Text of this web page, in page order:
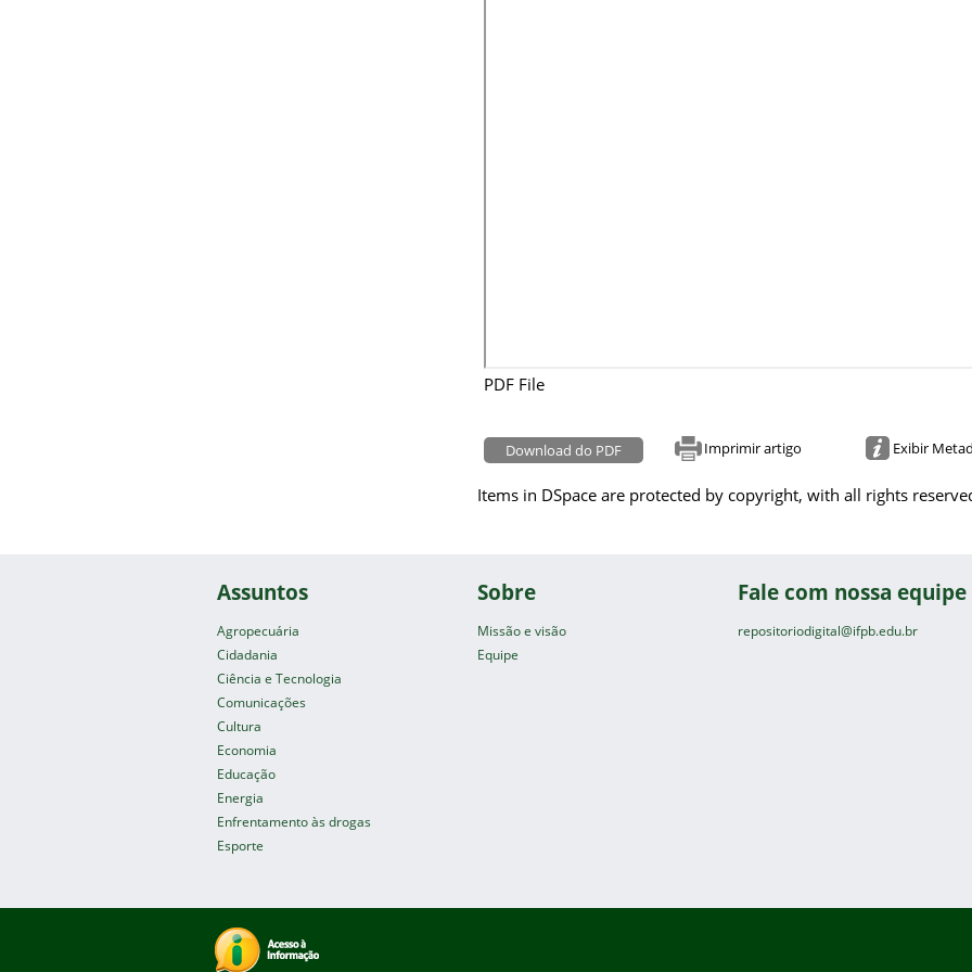
PDF File
Download do PDF Imprimir artigo Exibir
Items in DSpace are protected by copyright, with all rights
Assuntos
Agropecuária
Cidadania
Ciência e Tecnologia
Comunicações
Cultura
Economia
Educação
Energia
Enfrentamento às drogas
Esporte
Sobre
Missão e visão
Equipe
Fale com nossa equipe
repositoriodigital@ifpb.edu.br